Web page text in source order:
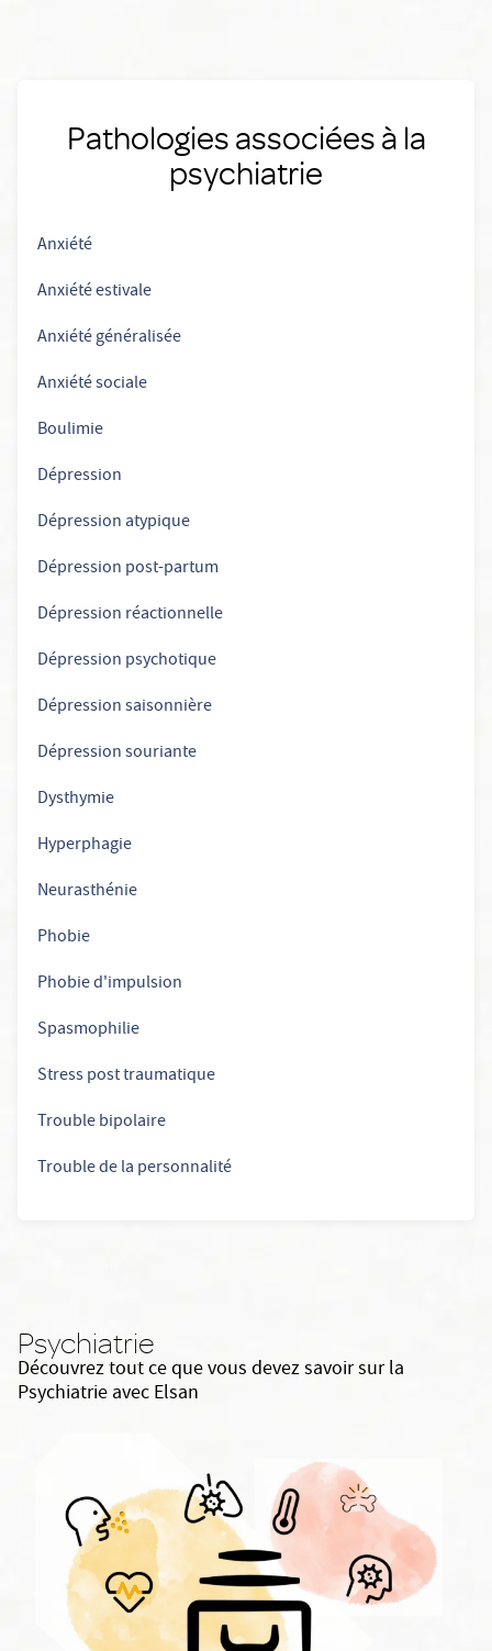
Pathologies associées à la
psychiatrie
Anxiété
Anxiété estivale
Anxiété généralisée
Anxiété sociale
Boulimie
Dépression
Dépression atypique
Dépression post-partum
Dépression réactionnelle
Dépression psychotique
Dépression saisonnière
Dépression souriante
Dysthymie
Hyperphagie
Neurasthénie
Phobie
Phobie d'impulsion
Spasmophilie
Stress post traumatique
Trouble bipolaire
Trouble de la personnalité
Psychiatrie
Découvrez tout ce que vous devez savoir sur la
Psychiatrie avec Elsan